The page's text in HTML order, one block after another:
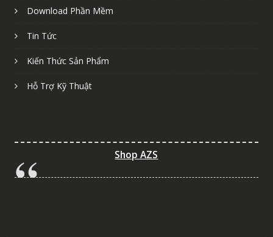
Download Phần Mềm
Tin Tức
Kiến Thức Sản Phẩm
Hỗ Trợ Kỹ Thuật
Shop AZS